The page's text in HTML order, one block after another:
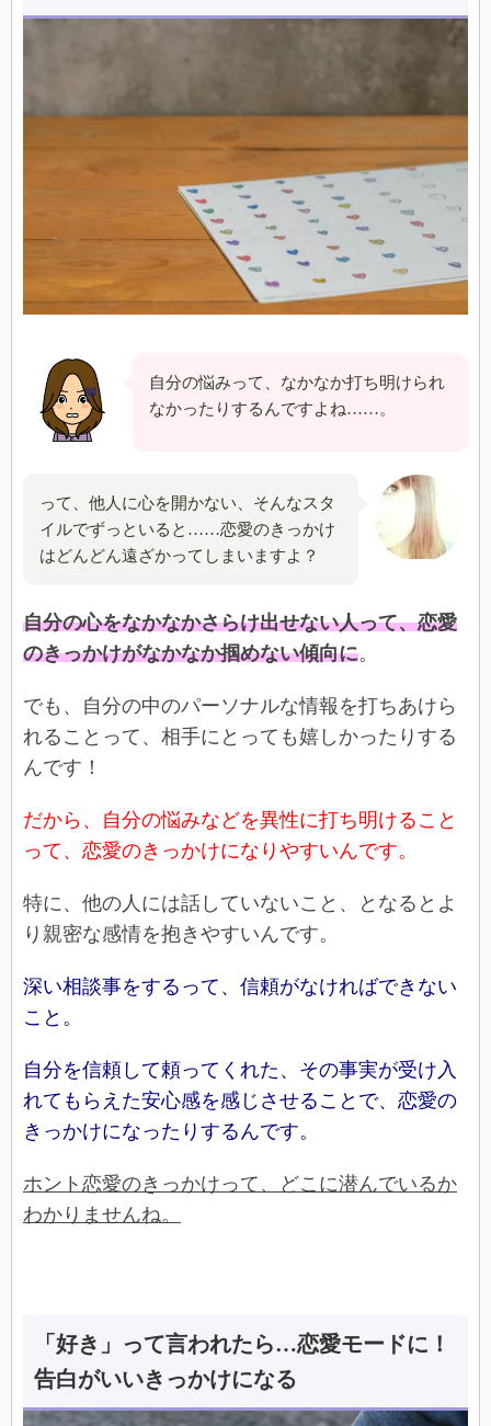
自分の悩みって、なかなか打ち明けられ
なかったりするんですよね……。
って、他人に心を開かない、そんなスタ
イルでずっといると……恋愛のきっかけ
はどんどん遠ざかってしまいますよ？
自分の心をなかなかさらけ出せない人って、恋愛
のきっかけがなかなか掴めない傾向に。
でも、自分の中のパーソナルな情報を打ちあけら
れることって、相手にとっても嬉しかったりする
んです！
だから、自分の悩みなどを異性に打ち明けること
って、恋愛のきっかけになりやすいんです。
特に、他の人には話していないこと、となるとよ
り親密な感情を抱きやすいんです。
深い相談事をするって、信頼がなければできない
こと。
自分を信頼して頼ってくれた、その事実が受け入
れてもらえた安心感を感じさせることで、恋愛の
きっかけになったりするんです。
ホント恋愛のきっかけって、どこに潜んでいるか
わかりませんね。
「好き」って言われたら…恋愛モードに！
告白がいいきっかけになる